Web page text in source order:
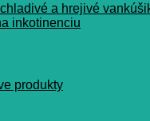
a hrejivé
inkotinenciu